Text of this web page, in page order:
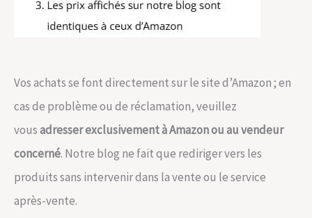
Vos achats se font directement sur le site d’Amazon ; en
cas de problème ou de réclamation, veuillez
vousadresser exclusivement à Amazon ou au vendeur
concerné. Notre blog ne fait que rediriger vers les
produits sans intervenir dans la vente ou le service
après-vente.